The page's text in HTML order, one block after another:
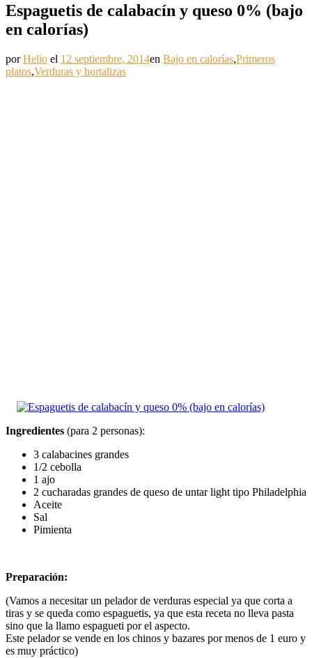
Espaguetis de calabacín y queso 0% (bajo
en calorías)
porHelio el 12 septiembre, 2014en Bajo en calorías,Primeros
platos,Verduras y hortalizas
Ingredientes (para 2 personas):
3 calabacines grandes
1/2 cebolla
1 ajo
2 cucharadas grandes de queso de untar light tipo Philadelphia
Aceite
Sal
Pimienta
Preparación:
(Vamos a necesitar un pelador de verduras especial ya que corta a
tiras y se queda como espaguetis, ya que esta receta no lleva pasta
sino que la llamo espagueti por el aspecto.
Este pelador se vende en los chinos y bazares por menos de 1 euro y
es muy práctico)